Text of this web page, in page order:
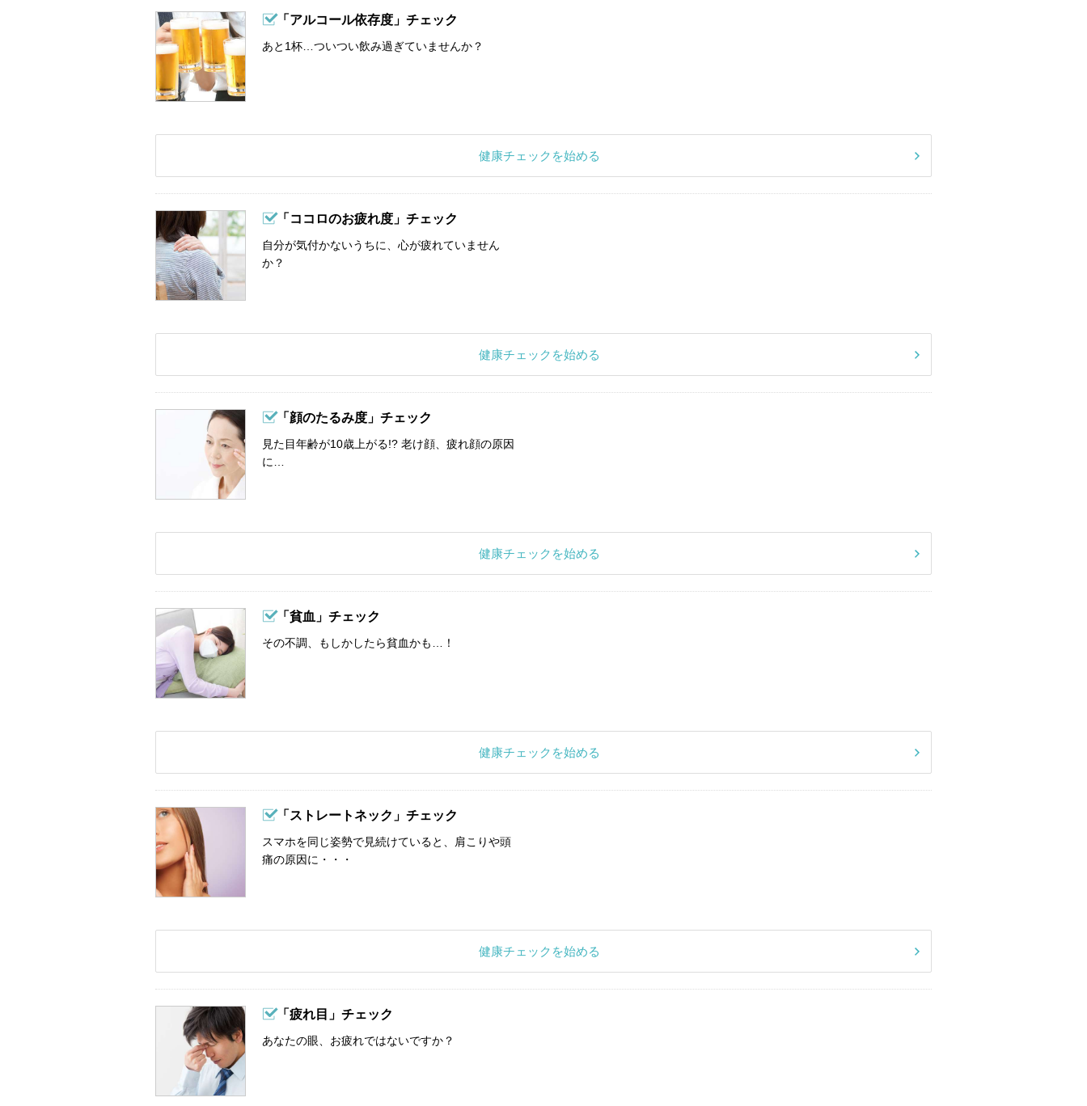
「アルコール依存度」チェック
あと1杯…ついつい飲み過ぎていませんか？
健康チェックを始める
「ココロのお疲れ度」チェック
自分が気付かないうちに、心が疲れていません
か？
健康チェックを始める
「顔のたるみ度」チェック
見た目年齢が10歳上がる!? 老け顔、疲れ顔の原因
に…
健康チェックを始める
「貧血」チェック
その不調、もしかしたら貧血かも…！
健康チェックを始める
「ストレートネック」チェック
スマホを同じ姿勢で見続けていると、肩こりや頭
痛の原因に・・・
健康チェックを始める
「疲れ目」チェック
あなたの眼、お疲れではないですか？